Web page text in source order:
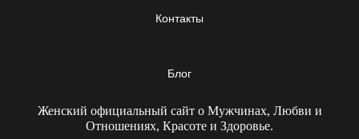
Контакты
Блог
Женский официальный сайт о Мужчинах, Любви и
Отношениях, Красоте и Здоровье.